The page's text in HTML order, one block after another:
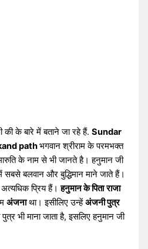
की के बारे मेंबताने जा रहे हैं.Sundar
pathभगवान श्रीराम के परमभक्त
के नाम से भी जानते है। हनुमान जी
सबसे बलवान और बुद्धिमान माने जाते हैं।
प्रिय हैं।हनुमान के पिता राजा
अंजनाथा। इसीलिए उन्हेंअंजनी पुत्र
भी माना जाता है, इसलिए हनुमान जी